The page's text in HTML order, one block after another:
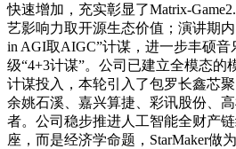
快速增加，充实彰显了Matrix-
艺影响力取开源生态价值；演讲期
in AGI取AIGC”计谋，进一步丰硕
级“4+3计谋”。公司已建立全模态的
计谋投入，本轮引入了包罗长鑫芯
余姚石溪、嘉兴算捷、彩讯股份、
者。公司稳步推进人工智能全财产
座，而是经济学命题，StarMaker做